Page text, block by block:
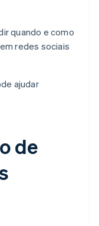
quando e como
redes sociais
ajudar
de